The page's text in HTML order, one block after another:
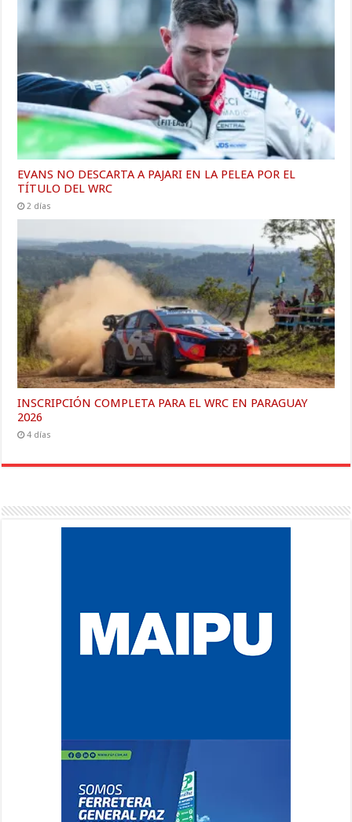
EVANS NO DESCARTA A PAJARI EN LA PELEA POR EL
TÍTULO DEL WRC
2 días
INSCRIPCIÓN COMPLETA PARA EL WRC EN PARAGUAY
2026
4 días